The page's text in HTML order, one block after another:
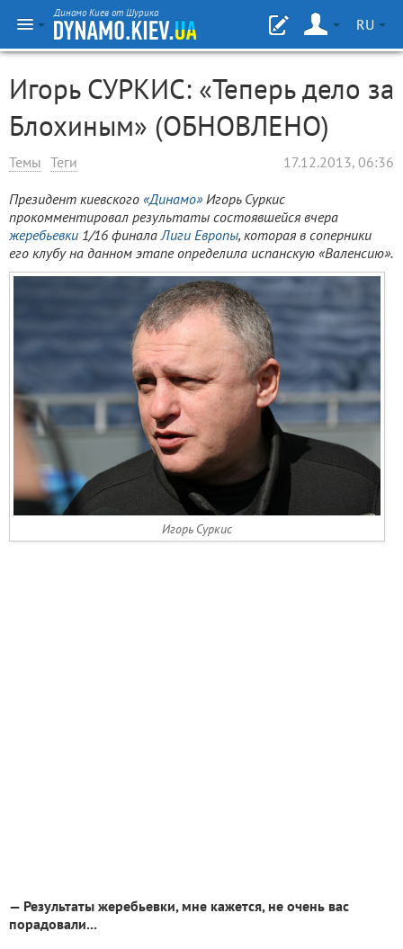
Динамо Киев от Шурика
RU
Игорь СУРКИС: «Теперь дело за
Блохиным» (ОБНОВЛЕНО)
Темы Теги 17.12.2013, 06:36
Президент киевского «Динамо»Игорь Суркис
прокомментировал результаты состоявшейся вчера
жеребьевки 1/16 финалаЛиги Европы, которая в соперники
его клубу на данном этапе определила испанскую «Валенсию».
Игорь Суркис
— Результаты жеребьевки, мне кажется, не очень вас
порадовали...